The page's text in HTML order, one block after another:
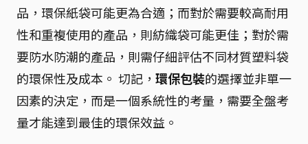
品，環保紙袋可能更為合適；而對於需要較高耐用
性和重複使用的產品，則紡織袋可能更佳；對於需
要防水防潮的產品，則需仔細評估不同材質塑料袋
的環保性及成本。 切記， 環保包裝的選擇並非單一
因素的決定，而是一個系統性的考量，需要全盤考
量才能達到最佳的環保效益。